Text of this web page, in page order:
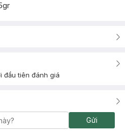
đầu tiên đánh giá
Gửi